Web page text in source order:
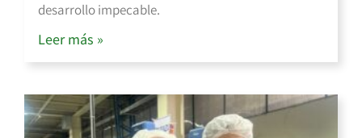
desarrollo impecable.
Leer más »